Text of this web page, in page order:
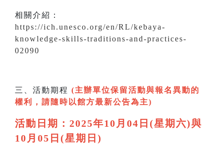
相關介紹：
https://ich.unesco.org/en/RL/kebaya-
knowledge-skills-traditions-and-practices-
02090
三、活動期程 (主辦單位保留活動與報名異動的
權利，請隨時以館方最新公告為主)
活動日期：2025年10月04日(星期六)與
10月 05日(星期日)